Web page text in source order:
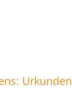
Urkunden